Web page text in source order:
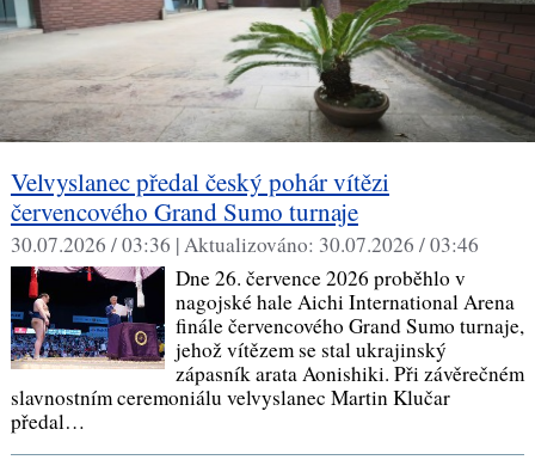
Velvyslanec předal český pohár vítězi
červencového Grand Sumo turnaje
30.07.2026 / 03:36 |Aktualizováno: 30.07.2026 / 03:46
Dne 26. července 2026 proběhlo v
nagojské hale Aichi International Arena
finále červencového Grand Sumo turnaje,
jehož vítězem se stal ukrajinský
zápasník arata Aonishiki. Při závěrečném
slavnostním ceremoniálu velvyslanec Martin Klučar
předal…